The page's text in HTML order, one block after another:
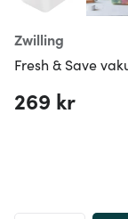
Zwilling
Fresh & Save
269 kr